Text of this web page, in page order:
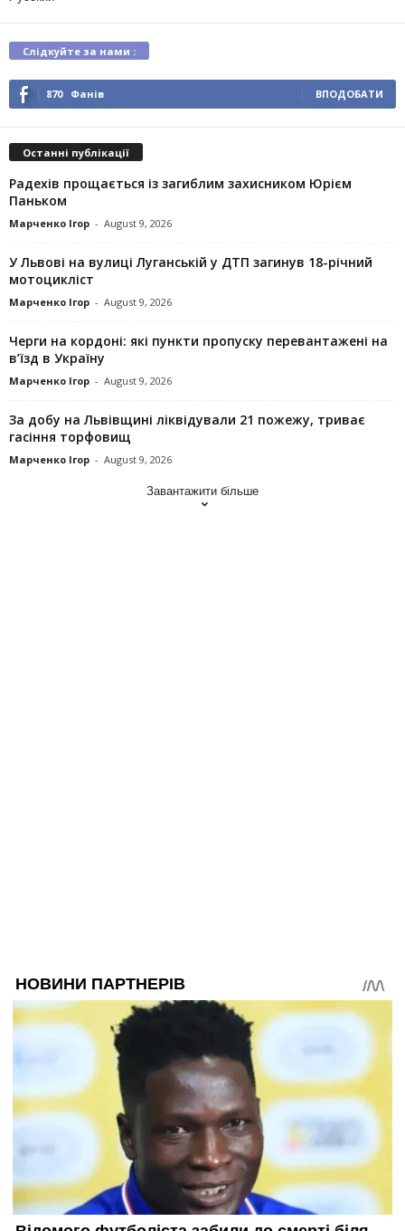
Слідкуйте за нами :
870 Фанів ВПОДОБАТИ
Останні публікації
Радехів прощається із загиблим захисником Юрієм
Паньком
Марченко Ігор - August 9, 2026
У Львові на вулиці Луганській у ДТП загинув 18-річний
мотоцикліст
Марченко Ігор - August 9, 2026
Черги на кордоні: які пункти пропуску перевантажені на
в’їзд в Україну
Марченко Ігор - August 9, 2026
За добу на Львівщині ліквідували 21 пожежу, триває
гасіння торфовищ
Марченко Ігор - August 9, 2026
Завантажити більше